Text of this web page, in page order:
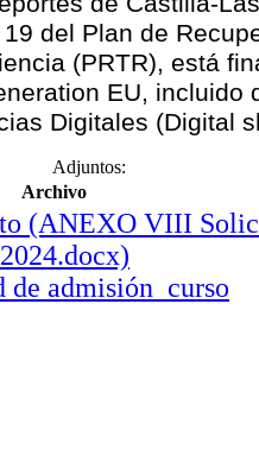
del Plan de
(PRTR), está
EU, incluido
Digitales (Digital
Adjuntos:
Archivo
admisión_curso